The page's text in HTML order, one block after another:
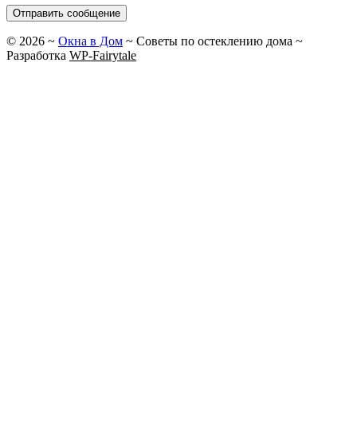
© 2026 ~ Окна в Дом ~ Советы по остеклению дома ~
Разработка WP-Fairytale